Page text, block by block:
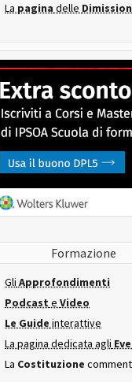
La pagina delle
Formazione
Gli Approfondimenti
Podcast e Video
Le Guide interattive
La pagina dedicata agli
La Costituzione